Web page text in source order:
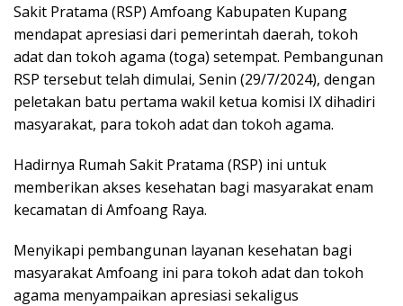
Sakit Pratama (RSP) Amfoang Kabupaten Kupang
mendapat apresiasi dari pemerintah daerah, tokoh
adat dan tokoh agama (toga) setempat. Pembangunan
RSP tersebut telah dimulai, Senin (29/7/2024), dengan
peletakan batu pertama wakil ketua komisi IX dihadiri
masyarakat, para tokoh adat dan tokoh agama.
Hadirnya Rumah Sakit Pratama (RSP) ini untuk
memberikan akses kesehatan bagi masyarakat enam
kecamatan di Amfoang Raya.
Menyikapi pembangunan layanan kesehatan bagi
masyarakat Amfoang ini para tokoh adat dan tokoh
agama menyampaikan apresiasi sekaligus